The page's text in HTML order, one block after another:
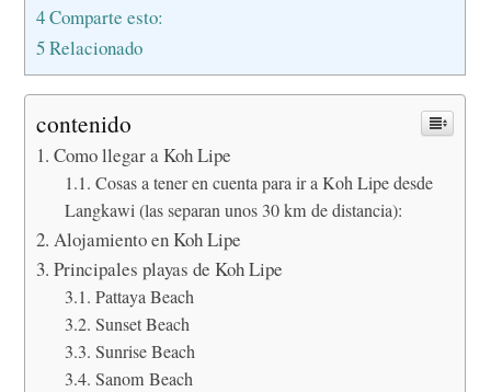
4Comparte esto:
5Relacionado
contenido
Como llegar a Koh Lipe
Cosas a tener en cuenta para ir a Koh Lipe desde
Langkawi (las separan unos 30 km de distancia):
Alojamiento en Koh Lipe
Principales playas de Koh Lipe
Pattaya Beach
Sunset Beach
Sunrise Beach
Sanom Beach